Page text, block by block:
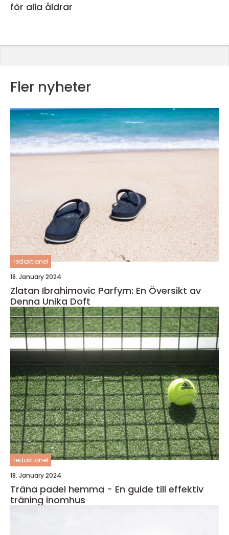
för alla åldrar
Fler nyheter
redaktionel
18. January 2024
Zlatan Ibrahimovic Parfym: En Översikt av
Denna Unika Doft
redaktionel
18. January 2024
Träna padel hemma - En guide till effektiv
träning inomhus